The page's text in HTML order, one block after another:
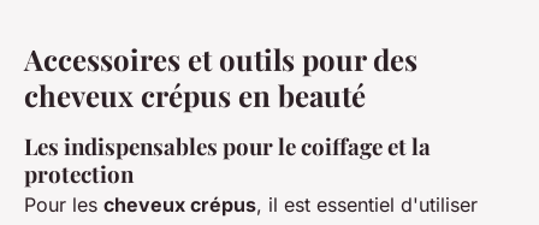
Accessoires et outils pour des
cheveux crépus en beauté
Les indispensables pour le coiffage et la
protection
Pour les cheveux crépus, il est essentiel d'utiliser